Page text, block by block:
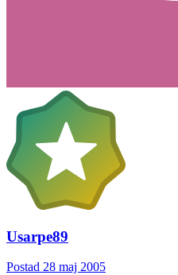
Usarpe89
Postad 28 maj 2005